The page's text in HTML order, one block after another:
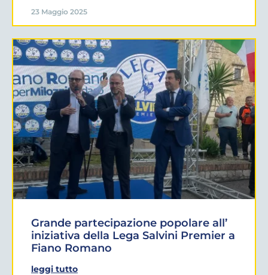
23 Maggio 2025
Grande partecipazione popolare all’
iniziativa della Lega Salvini Premier a
Fiano Romano
leggi tutto